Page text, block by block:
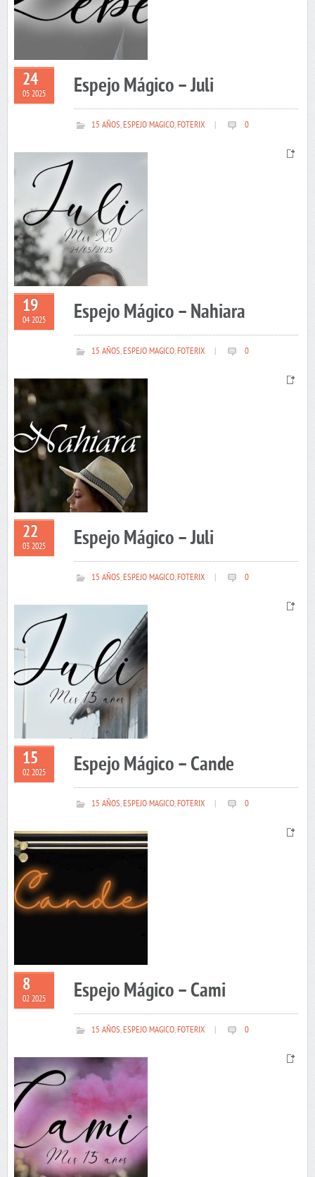
24
05 2025 Espejo Mágico – Juli
15 AÑOS,ESPEJO MAGICO,FOTERIX 0
19
04 2025 Espejo Mágico – Nahiara
15 AÑOS,ESPEJO MAGICO,FOTERIX 0
22
03 2025 Espejo Mágico – Juli
15 AÑOS,ESPEJO MAGICO,FOTERIX 0
15
02 2025 Espejo Mágico – Cande
15 AÑOS,ESPEJO MAGICO,FOTERIX 0
8
02 2025 Espejo Mágico – Cami
15 AÑOS,ESPEJO MAGICO,FOTERIX 0